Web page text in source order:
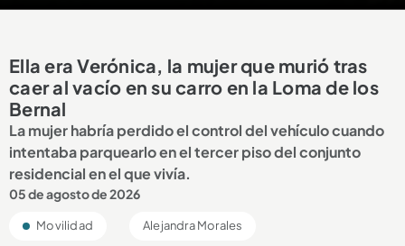
Ella era Verónica, la mujer que murió tras
caer al vacío en su carro en la Loma de los
Bernal
La mujer habría perdido el control del vehículo cuando
intentaba parquearlo en el tercer piso del conjunto
residencial en el que vivía.
05 de agosto de 2026
Movilidad Alejandra Morales